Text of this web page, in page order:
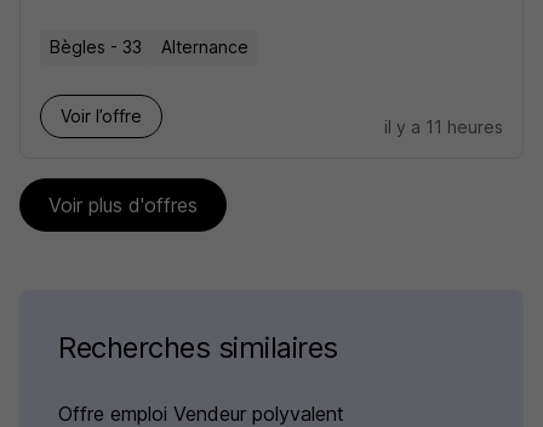
Bègles - 33 Alternance
Voir l’offre
il y a 11 heures
Voir plus d'offres
Recherches similaires
Offre emploi Vendeur polyvalent